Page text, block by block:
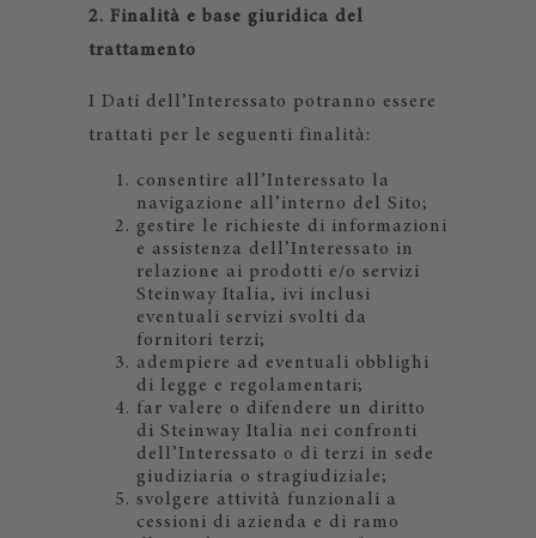
2. Finalità e base giuridica del
trattamento
I Dati dell’Interessato potranno essere
trattati per le seguenti finalità:
consentire all’Interessato la
navigazione all’interno del Sito;
gestire le richieste di informazioni
e assistenza dell’Interessato in
relazione ai prodotti e/o servizi
Steinway Italia, ivi inclusi
eventuali servizi svolti da
fornitori terzi;
adempiere ad eventuali obblighi
di legge e regolamentari;
far valere o difendere un diritto
di Steinway Italia nei confronti
dell’Interessato o di terzi in sede
giudiziaria o stragiudiziale;
svolgere attività funzionali a
cessioni di azienda e di ramo